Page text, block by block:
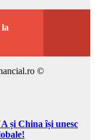
©
și China își unesc